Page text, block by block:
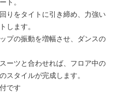
ト。
りをタイトに引き締め、力強い
します。
プの振動を増幅させ、ダンスの
ーツと合わせれば、フロア中の
スタイルが完成します。
です